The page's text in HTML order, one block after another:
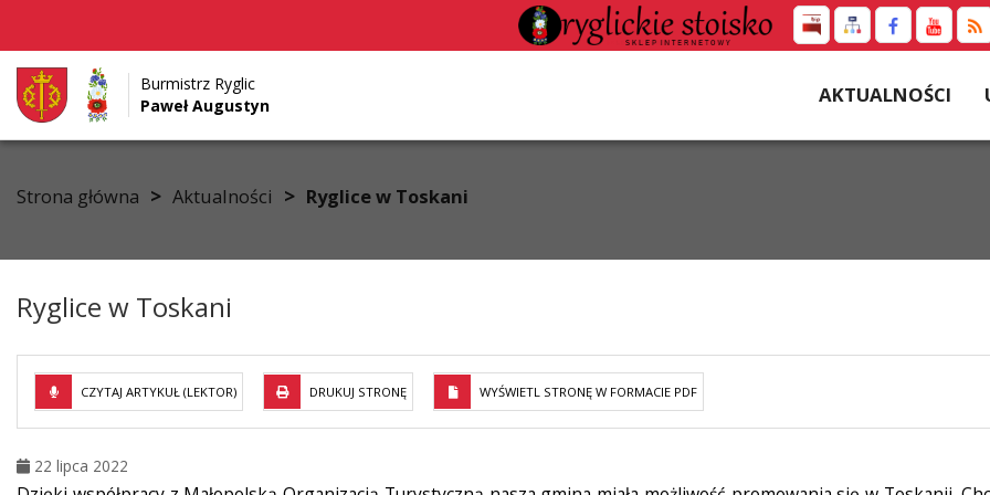
Przejdź do menu
Przejdź do głównej treści strony
Przejdź do stopki strony
Burmistrz Ryglic
Paweł Augustyn
AKTUALNOŚCI
Strona główna > Aktualności > Ryglice w Toskani
Ryglice w Toskani
CZYTAJ ARTYKUŁ (LEKTOR) DRUKUJ STRONĘ WYŚWIETL STRONĘ W FORMACIE PDF
22 lipca 2022